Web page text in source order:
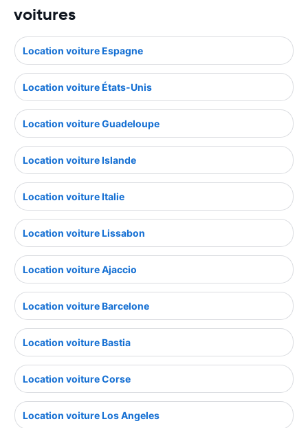
voitures
Location voiture Espagne
Location voiture États-Unis
Location voiture Guadeloupe
Location voiture Islande
Location voiture Italie
Location voiture Lissabon
Location voiture Ajaccio
Location voiture Barcelone
Location voiture Bastia
Location voiture Corse
Location voiture Los Angeles